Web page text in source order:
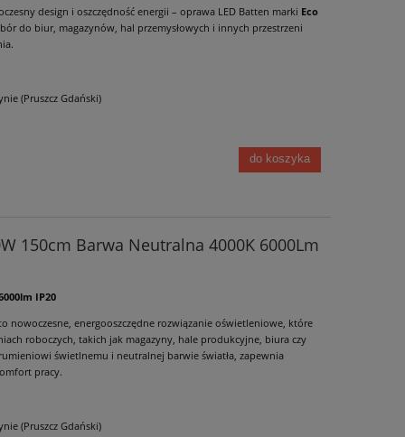
design i oszczędność energii – oprawa LED Batten marki Eco
do biur, magazynów, hal przemysłowych i innych przestrzeni
(Pruszcz Gdański)
do koszyka
150cm Barwa Neutralna 4000K 6000Lm
IP20
nowoczesne, energooszczędne rozwiązanie oświetleniowe, które
roboczych, takich jak magazyny, hale produkcyjne, biura czy
świetlnemu i neutralnej barwie światła, zapewnia
pracy.
(Pruszcz Gdański)